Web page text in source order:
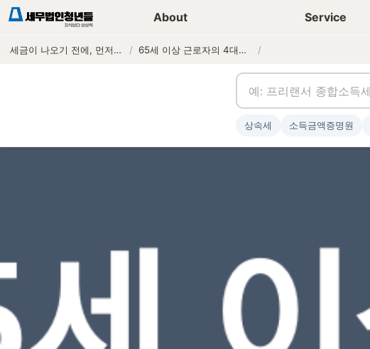
About Service
세금이 나오기 전에, 먼저 연락하는 세무법인 / 65세 이상 근로자의 4대보험 가입 대상과 보험료 계산 /
세무가이드 콘텐츠 기장상담신청
상속세 소득금액증명원